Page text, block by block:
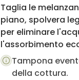
Taglia le
piano, spolvera
per eliminare
l'assorbimento
Tampona
della cottura.